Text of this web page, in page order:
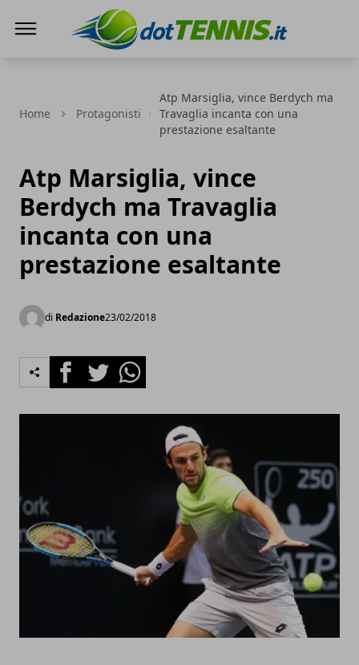
Home Protagonisti
Atp Marsiglia, vince Berdych ma
Travaglia incanta con una
prestazione esaltante
Atp Marsiglia, vince
Berdych ma Travaglia
incanta con una
prestazione esaltante
di Redazione23/02/2018
FacebookTwitterWhatsapp